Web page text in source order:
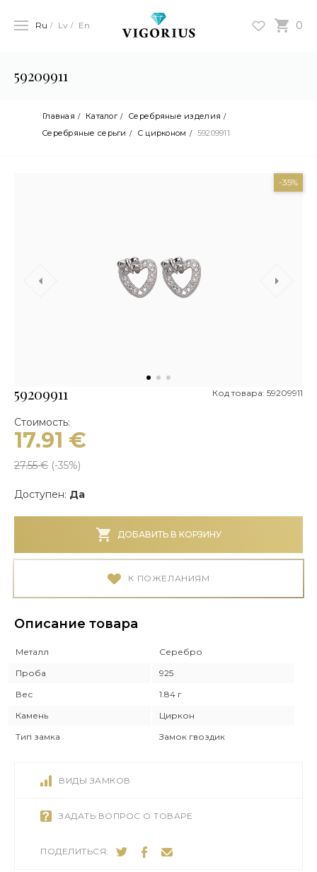
0
Ru Lv En
59209911
Главная Каталог
Серебряные изделия
Cеребряные серьги
С цирконом 59209911
-35%
59209911 Код товара: 59209911
Стоимость:
17.91 €
27.55€ (-35%)
Доступен: Да
ДОБАВИТЬ В КОРЗИНУ
К ПОЖЕЛАНИЯМ
Описание товара
Металл
Серебро
Проба
925
Вес
1.84 г
Камень
Циркон
Тип замка
Замок гвоздик
ВИДЫ ЗАМКОВ
ЗАДАТЬ ВОПРОС О ТОВАРЕ
ПОДЕЛИТЬСЯ: